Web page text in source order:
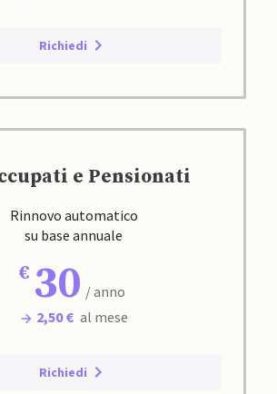
Richiedi
e Pensionati
Rinnovo automatico
su base annuale
30 / anno
2,50 € al mese
Richiedi